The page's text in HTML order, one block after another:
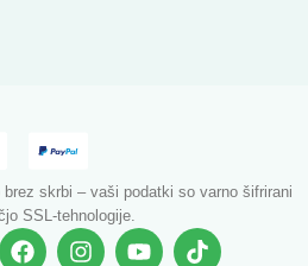
skrbi – vaši podatki so varno šifrirani
SSL-tehnologije.